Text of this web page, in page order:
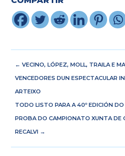
←VECINO, LÓPEZ, MOLL, TRAILA E
VENCEDORES DUN ESPECTACULAR
ARTEIXO
TODO LISTO PARA A 40º EDICIÓN
PROBA DO CAMPIONATO XUNTA DE
RECALVI →